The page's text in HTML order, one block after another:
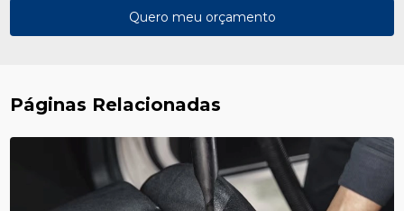
Quero meu orçamento
Páginas Relacionadas